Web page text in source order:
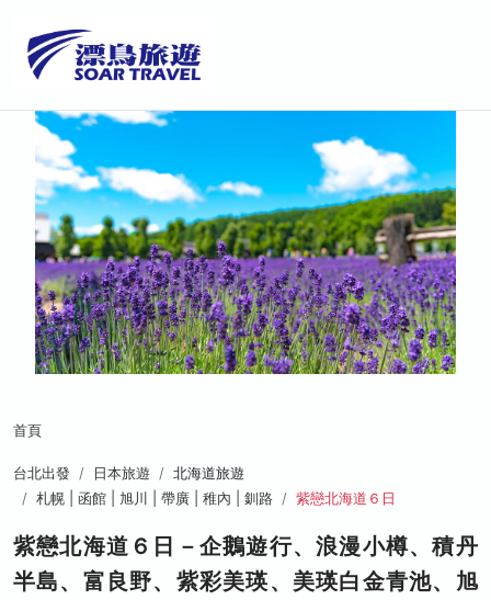
首頁
台北出發 日本旅遊
北海道旅遊
札幌 | 函館 | 旭川 | 帶廣 | 稚內 | 釧路
紫戀北海道６日
紫戀北海道６日－企鵝遊行、浪漫小樽、積丹
半島、富良野、紫彩美瑛、美瑛白金青池、旭